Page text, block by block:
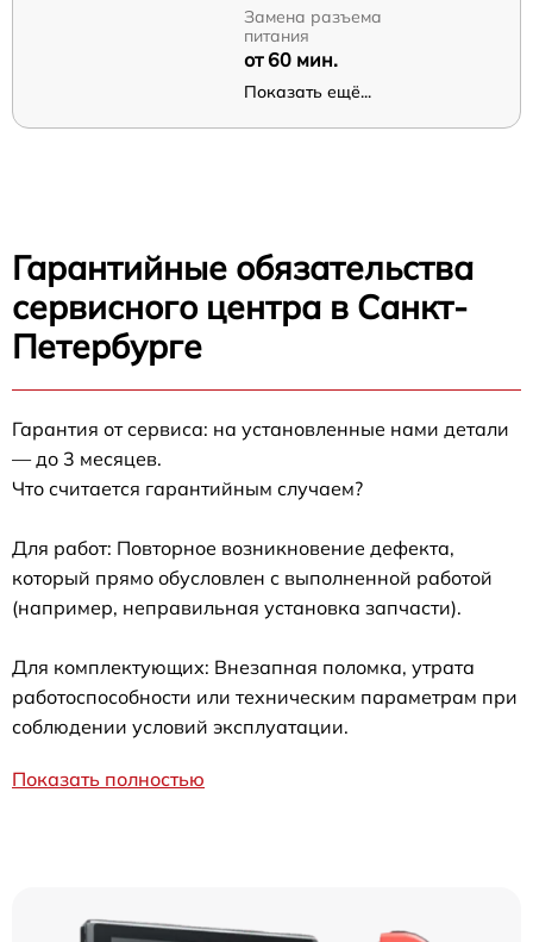
Замена разъема
питания
от 60 мин.
Показать ещё...
Гарантийные обязательства
сервисного центра в Санкт-
Петербурге
Гарантия от сервиса: на установленные нами детали
— до 3 месяцев.
Что считается гарантийным случаем?
Для работ: Повторное возникновение дефекта,
который прямо обусловлен с выполненной работой
(например, неправильная установка запчасти).
Для комплектующих: Внезапная поломка, утрата
работоспособности или техническим параметрам при
соблюдении условий эксплуатации.
Показать полностью